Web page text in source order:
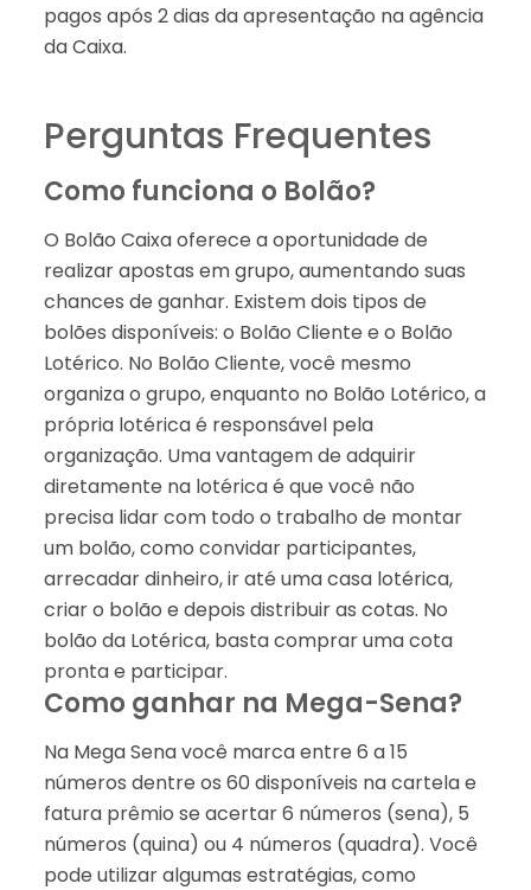
pagos após 2 dias da apresentação na agência
da Caixa.
Perguntas Frequentes
Como funciona o Bolão?
O Bolão Caixa oferece a oportunidade de
realizar apostas em grupo, aumentando suas
chances de ganhar. Existem dois tipos de
bolões disponíveis: o Bolão Cliente e o Bolão
Lotérico. No Bolão Cliente, você mesmo
organiza o grupo, enquanto no Bolão Lotérico, a
própria lotérica é responsável pela
organização. Uma vantagem de adquirir
diretamente na lotérica é que você não
precisa lidar com todo o trabalho de montar
um bolão, como convidar participantes,
arrecadar dinheiro, ir até uma casa lotérica,
criar o bolão e depois distribuir as cotas. No
bolão da Lotérica, basta comprar uma cota
pronta e participar.
Como ganhar na Mega-Sena?
Na Mega Sena você marca entre 6 a 15
números dentre os 60 disponíveis na cartela e
fatura prêmio se acertar 6 números (sena), 5
números (quina) ou 4 números (quadra). Você
pode utilizar algumas estratégias, como